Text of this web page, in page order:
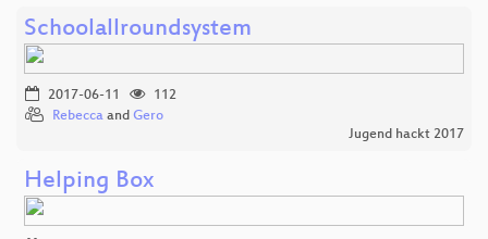
Schoolallroundsystem
2017-06-11
112
Rebecca and Gero
Jugend hackt 2017
Helping Box